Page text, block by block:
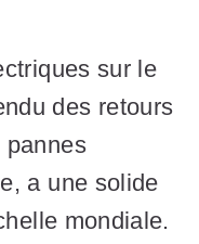
sur le
des retours
pannes
a une solide
mondiale.